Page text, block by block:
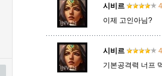
자이라 자크 자헨
시비르
이제 고인아님?
시비르
기본공격력 너프